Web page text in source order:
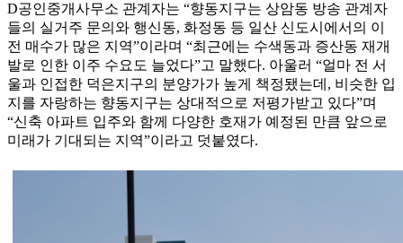
D공인중개사무소 관계자는 “향동지구는 상암동 방송 관계자
들의 실거주 문의와 행신동, 화정동 등 일산 신도시에서의 이
전 매수가 많은 지역”이라며 “최근에는 수색동과 증산동 재개
발로 인한 이주 수요도 늘었다”고 말했다. 아울러 “얼마 전 서
울과 인접한 덕은지구의 분양가가 높게 책정됐는데, 비슷한 입
지를 자랑하는 향동지구는 상대적으로 저평가받고 있다”며
“신축 아파트 입주와 함께 다양한 호재가 예정된 만큼 앞으로
미래가 기대되는 지역”이라고 덧붙였다.